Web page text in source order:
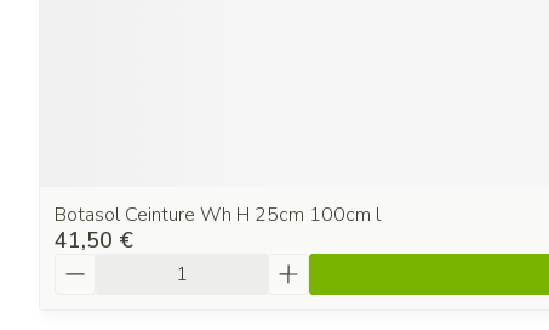
Botasol Ceinture Wh H 25cm 100cm l
41,50 €